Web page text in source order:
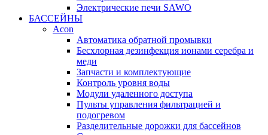
Электрические печи SAWO
БАССЕЙНЫ
Acon
Автоматика обратной промывки
Беcхлорная дезинфекция ионами серебра и
меди
Запчасти и комплектующие
Контроль уровня воды
Модули удаленного доступа
Пульты управления фильтрацией и
подогревом
Разделительные дорожки для бассейнов